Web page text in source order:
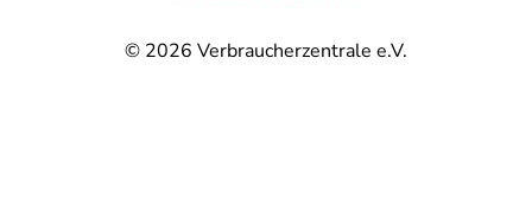
© 2026 Verbraucherzentrale e.V.